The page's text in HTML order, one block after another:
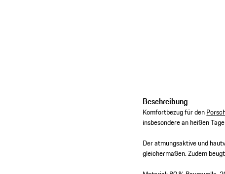
Beschreibung
Komfortbezug für den
insbesondere an heißen
Der atmungsaktive und
gleichermaßen. Zudem